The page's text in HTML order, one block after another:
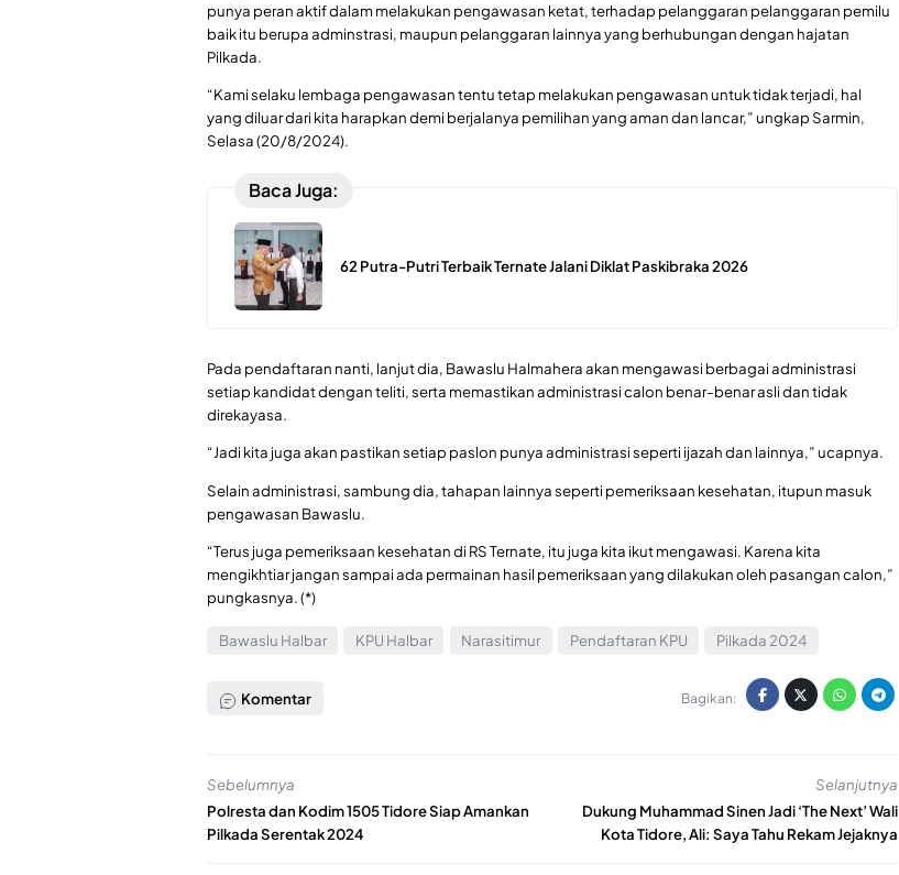
punya peran aktif dalam melakukan pengawasan ketat, terhadap pelanggaran pelanggaran pemilu
baik itu berupa adminstrasi, maupun pelanggaran lainnya yang berhubungan dengan hajatan
Pilkada.
“Kami selaku lembaga pengawasan tentu tetap melakukan pengawasan untuk tidak terjadi, hal
yang diluar dari kita harapkan demi berjalanya pemilihan yang aman dan lancar,” ungkap Sarmin,
Selasa (20/8/2024).
Baca Juga:
62 Putra-Putri Terbaik Ternate Jalani Diklat Paskibraka 2026
Pada pendaftaran nanti, lanjut dia, Bawaslu Halmahera akan mengawasi berbagai administrasi
setiap kandidat dengan teliti, serta memastikan administrasi calon benar-benar asli dan tidak
direkayasa.
“Jadi kita juga akan pastikan setiap paslon punya administrasi seperti ijazah dan lainnya,” ucapnya.
Selain administrasi, sambung dia, tahapan lainnya seperti pemeriksaan kesehatan, itupun masuk
pengawasan Bawaslu.
“Terus juga pemeriksaan kesehatan di RS Ternate, itu juga kita ikut mengawasi. Karena kita
mengikhtiar jangan sampai ada permainan hasil pemeriksaan yang dilakukan oleh pasangan calon,”
pungkasnya. (*)
Bawaslu Halbar KPU Halbar Narasitimur Pendaftaran KPU Pilkada 2024
Komentar Bagikan:
Sebelumnya
Polresta dan Kodim 1505 Tidore Siap Amankan
Pilkada Serentak 2024
Selanjutnya
Dukung Muhammad Sinen Jadi ‘The Next’ Wali
Kota Tidore, Ali: Saya Tahu Rekam Jejaknya